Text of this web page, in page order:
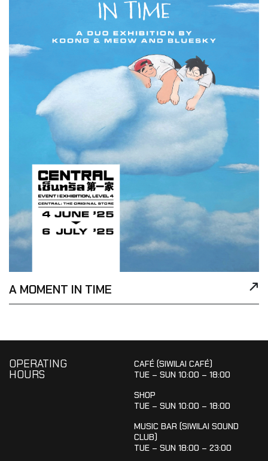
A MOMENT IN TIME
OPERATING
HOURS
CAFÉ (SIWILAI CAFÉ)
TUE – SUN 10:00 – 18:00
SHOP
TUE – SUN 10:00 – 18:00
MUSIC BAR (SIWILAI SOUND
CLUB)
TUE – SUN 18:00 – 23:00